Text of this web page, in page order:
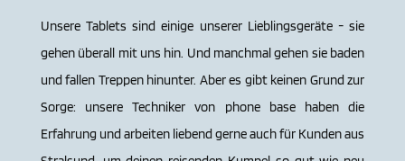
Unsere Tablets sind einige unserer Lieblingsgeräte - sie
gehen überall mit uns hin. Und manchmal gehen sie baden
und fallen Treppen hinunter. Aber es gibt keinen Grund zur
Sorge: unsere Techniker von phone base haben die
Erfahrung und arbeiten liebend gerne auch für Kunden aus